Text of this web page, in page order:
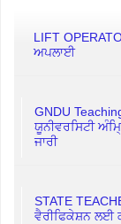
LIFT
ਅਪਲਾਈ
GNDU
ਯੂਨੀਵਰਸਿਟੀ
ਜਾਰੀ
STATE
ਵੈਰੀਫਿਕੇਸ਼ਨ ਲਈ